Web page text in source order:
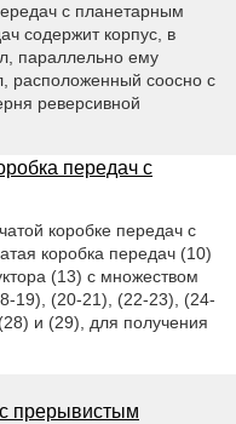
с планетарным
содержит корпус, в
параллельно ему
расположенный соосно с
реверсивной
передач с
коробке передач с
коробка передач (10)
(13) с множеством
19), (20-21), (22-23), (24-
и (29), для получения
прерывистым